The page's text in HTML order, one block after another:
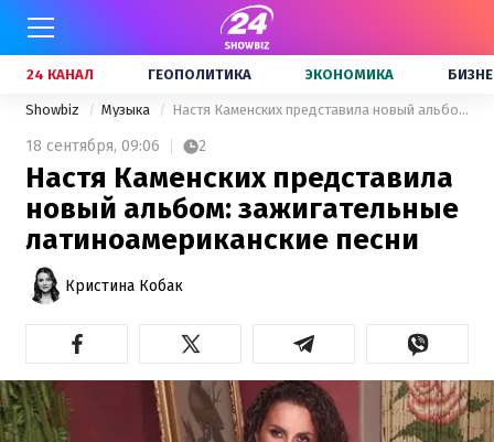
24 КАНАЛ ГЕОПОЛИТИКА ЭКОНОМИКА
Showbiz Музыка Настя Каменских представила новый альбом: зажигательные латиноамериканские песни
18 сентября, 09:06 2
Настя Каменских представила
новый альбом: зажигательные
латиноамериканские песни
Кристина Кобак